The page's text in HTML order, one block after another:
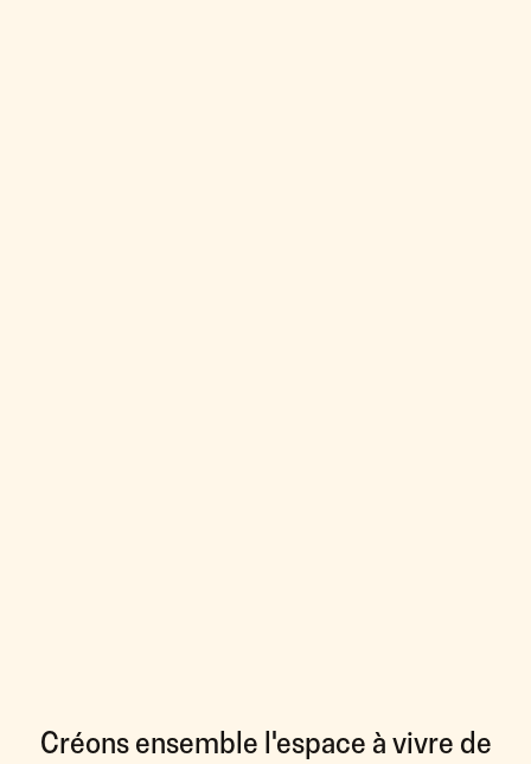
Créons ensemble l'espace à vivre de